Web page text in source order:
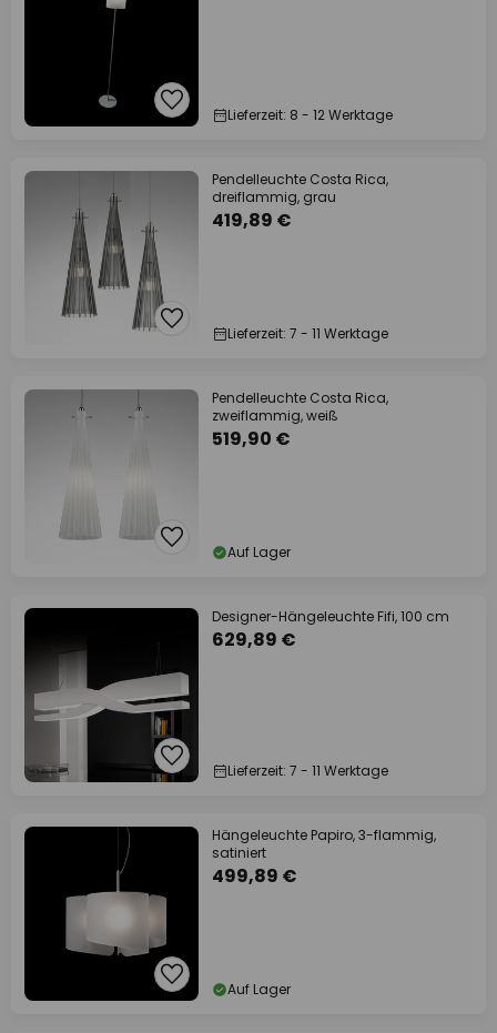
Lieferzeit: 8 - 12 Werktage
Pendelleuchte Costa Rica,
dreiflammig, grau
419,89 €
Lieferzeit: 7 - 11 Werktage
Pendelleuchte Costa Rica,
zweiflammig, weiß
519,90 €
Auf Lager
Designer-Hängeleuchte Fifi, 100 cm
629,89 €
Lieferzeit: 7 - 11 Werktage
Hängeleuchte Papiro, 3-flammig,
satiniert
499,89 €
Auf Lager